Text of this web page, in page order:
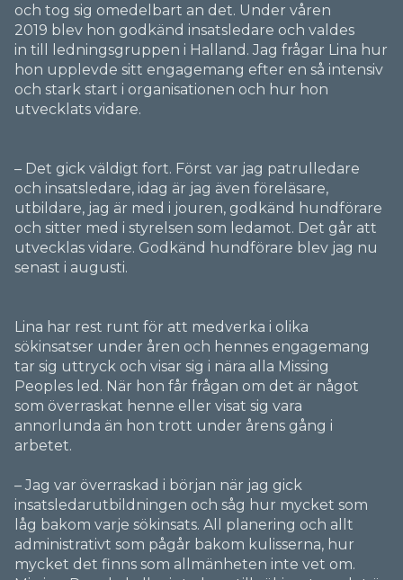
och tog sig omedelbart an det. Under våren
2019 blev hon godkänd insatsledare och valdes
in till ledningsgruppen i Halland. Jag frågar Lina hur
hon upplevde sitt engagemang efter en så intensiv
och stark start i organisationen och hur hon
utvecklats vidare.
– Det gick väldigt fort. Först var jag patrulledare
och insatsledare, idag är jag även föreläsare,
utbildare, jag är med i jouren, godkänd hundförare
och sitter med i styrelsen som ledamot. Det går att
utvecklas vidare. Godkänd hundförare blev jag nu
senast i augusti.
Lina har rest runt för att medverka i olika
sökinsatser under åren och hennes engagemang
tar sig uttryck och visar sig i nära alla Missing
Peoples led. När hon får frågan om det är något
som överraskat henne eller visat sig vara
annorlunda än hon trott under årens gång i
arbetet.
– Jag var överraskad i början när jag gick
insatsledarutbildningen och såg hur mycket som
låg bakom varje sökinsats. All planering och allt
administrativt som pågår bakom kulisserna, hur
mycket det finns som allmänheten inte vet om.